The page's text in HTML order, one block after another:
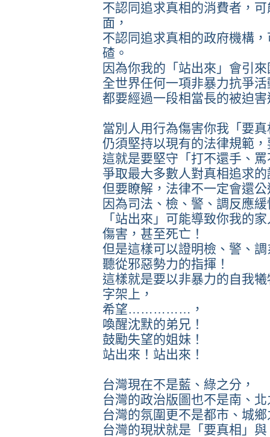
不認同追求真相的消費者，
面，
不認同追求真相的政府機構
碴。
因為你我的「站出來」會引
全世界任何一項非暴力抗爭活
都要經過一段相當長的被迫
當別人用行為傷害你我「要
仍須堅持以現有的法律規範
這就是要堅守「打不還手、
爭取最大多數人對真相追求
但要瞭解，法律不一定會還
因為司法、檢、警、調反應
「站出來」可能導致你我的
傷害，甚至死亡！
但是這樣可以證明檢、警、
聽從邪惡勢力的指揮！
這樣就是要以非暴力的自我
字架上，
希望……………，
喚醒沈默的弟兄！
鼓勵失望的姐妹！
站出來！站出來！
台灣現在不是藍、綠之分，
台灣的政治版圖也不是南、
台灣的氛圍更不是都市、城
台灣的現狀就是「要真相」